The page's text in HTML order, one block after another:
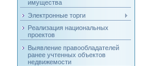
имущества
Электронные торги
Реализация национальных
проектов
Выявление правообладателей
ранее учтенных объектов
недвижемости